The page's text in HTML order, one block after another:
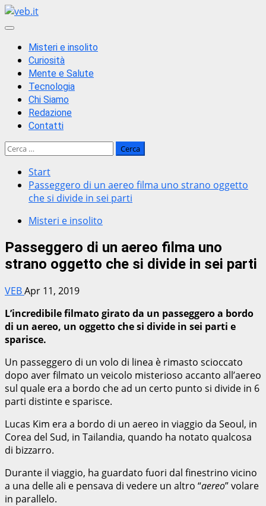
Zum
Inhalt
Primäres
MenüMisteri e insolito
Curiosità
Mente e Salute
Tecnologia
Chi Siamo
Redazione
Contatti
Ricerca
Start
Passeggero di un aereo filma uno strano oggetto
che si divide in sei parti
Misteri e insolito
Passeggero di un aereo filma uno
strano oggetto che si divide in sei parti
VEBApr 11, 2019
L’incredibile filmato girato da un passeggero a bordo
di un aereo, un oggetto che si divide in sei parti e
sparisce.
Un passeggero di un volo di linea è rimasto scioccato
dopo aver filmato un veicolo misterioso accanto all’aereo
sul quale era a bordo che ad un certo punto si divide in 6
parti distinte e sparisce.
Lucas Kim era a bordo di un aereo in viaggio da Seoul, in
Corea del Sud, in Tailandia, quando ha notato qualcosa
di bizzarro.
Durante il viaggio, ha guardato fuori dal finestrino vicino
a una delle ali e pensava di vedere un altro “aereo” volare
in parallelo.